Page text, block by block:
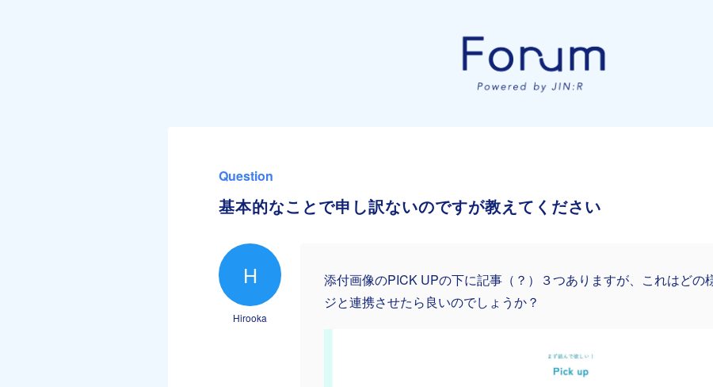
Question
基本的なことで申し訳ないのですが教えてください
H
Hirooka
添付画像のPICK UPの下に記事（？）３つありますが、これはどの
ジと連携させたら良いのでしょうか？